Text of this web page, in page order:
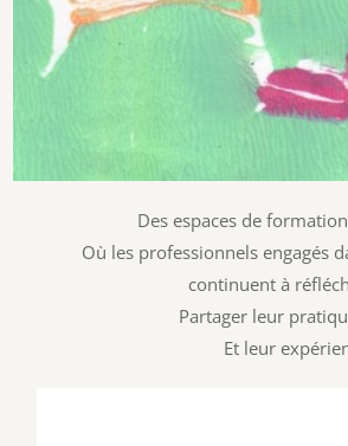
Des espaces de
Où les professionnels engagés
continuent à
Partager leur
Et leur